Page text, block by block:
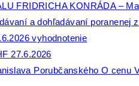
FRIDRICHA KONRÁDA –
a dohľadávaní poranenej
vyhodnotenie
27.6.2026
Porubčanského O cenu